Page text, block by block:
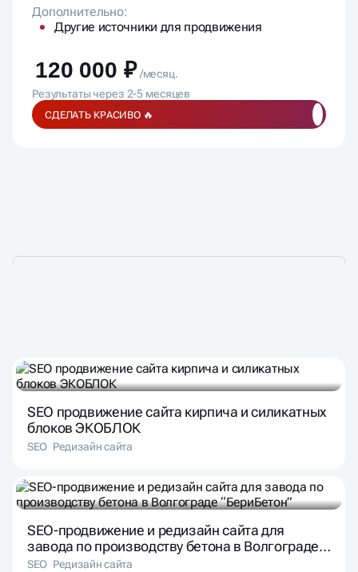
Дополнительно:
Другие источники для продвижения
120 000 ₽ /месяц.
Результаты через 2-5 месяцев
СДЕЛАТЬ КРАСИВО 🔥
SEO продвижение сайта кирпича и силикатных
блоков ЭКОБЛОК
SEO Редизайн сайта
SEO-продвижение и редизайн сайта для
завода по производству бетона в Волгограде
“БериБетон”
SEO Редизайн сайта